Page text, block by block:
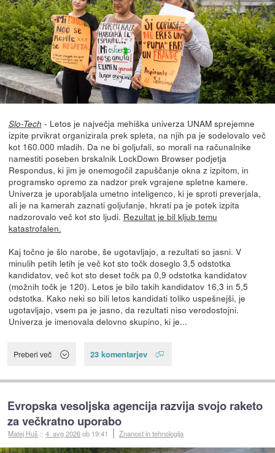
Slo-Tech - Letos je največja mehiška univerza UNAM sprejemne
izpite prvikrat organizirala prek spleta, na njih pa je sodelovalo več
kot 160.000 mladih. Da ne bi goljufali, so morali na računalnike
namestiti poseben brskalnik LockDown Browser podjetja
Respondus, ki jim je onemogočil zapuščanje okna z izpitom, in
programsko opremo za nadzor prek vgrajene spletne kamere.
Univerza je uporabljala umetno inteligenco, ki je sproti preverjala,
ali je na kamerah zaznati goljufanje, hkrati pa je potek izpita
nadzorovalo več kot sto ljudi. Rezultat je bil kljub temu
katastrofalen.
Kaj točno je šlo narobe, še ugotavljajo, a rezultati so jasni. V
minulih petih letih je več kot sto točk doseglo 3,5 odstotka
kandidatov, več kot sto deset točk pa 0,9 odstotka kandidatov
(možnih točk je 120). Letos je bilo takih kandidatov 16,3 in 5,5
odstotka. Kako neki so bili letos kandidati toliko uspešnejši, je
ugotavljajo, vsem pa je jasno, da rezultati niso verodostojni.
Univerza je imenovala delovno skupino, ki je...
Preberi več 23 komentarjev
Evropska vesoljska agencija razvija svojo raketo
za večkratno uporabo
Matej Huš ::4. avg 2026ob 19:41 Znanost in tehnologija